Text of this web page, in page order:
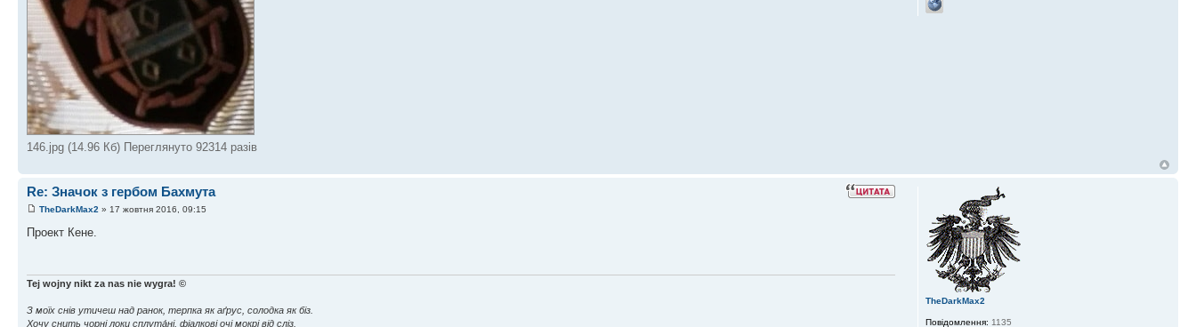
146.jpg (14.96 Кб) Переглянуто 92314 разів
Re: Значок з гербом Бахмута
TheDarkMax2 » 17 жовтня 2016, 09:15
Проект Кене.
Tej wojny nikt za nas nie wygra! ©
З моїх снів утичеш над ранок, терпка як аґрус, солодка як біз.
Хочу снить чорні локи сплута́ні, фіалкові очі мокрі від сліз.
TheDarkMax2
Повідомлення: 1135